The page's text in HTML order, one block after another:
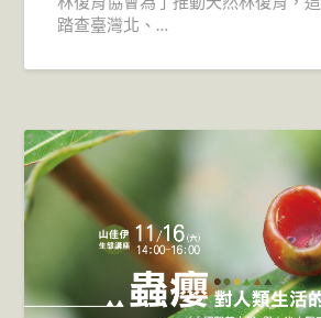
踏查臺灣北、…